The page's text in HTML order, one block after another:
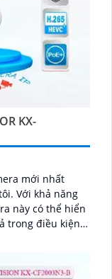
KX-
mới nhất
này có thể hiển
trong điều kiện